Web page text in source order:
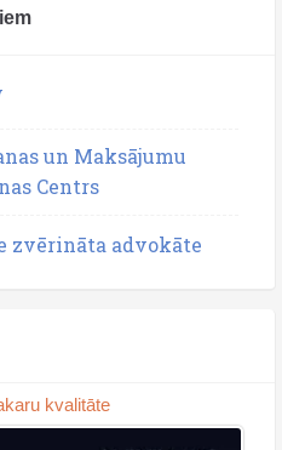
un Maksājumu
Centrs
zvērināta advokāte
kvalitāte